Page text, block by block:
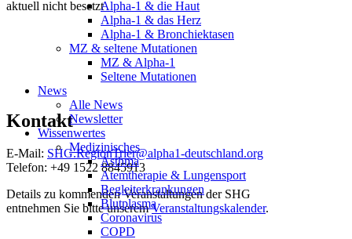
Alpha-1 & die Haut
Alpha-1 & das Herz
Alpha-1 & Bronchiektasen
MZ & seltene Mutationen
MZ & Alpha-1
Seltene Mutationen
News
Alle News
Newsletter
Wissenwertes
Medizinisches
Asthma
Atemtherapie & Lungensport
Begleiterkrankungen
Blutplasma
Coronavirus
COPD
aktuell nicht besetzt
Kontakt
E-Mail: SHG.RegionTrier@alpha1-deutschland.org
Telefon: +49 1522 8845913
Details zu kommenden Veranstaltungen der SHG
entnehmen Sie bitte unseremVeranstaltungskalender.